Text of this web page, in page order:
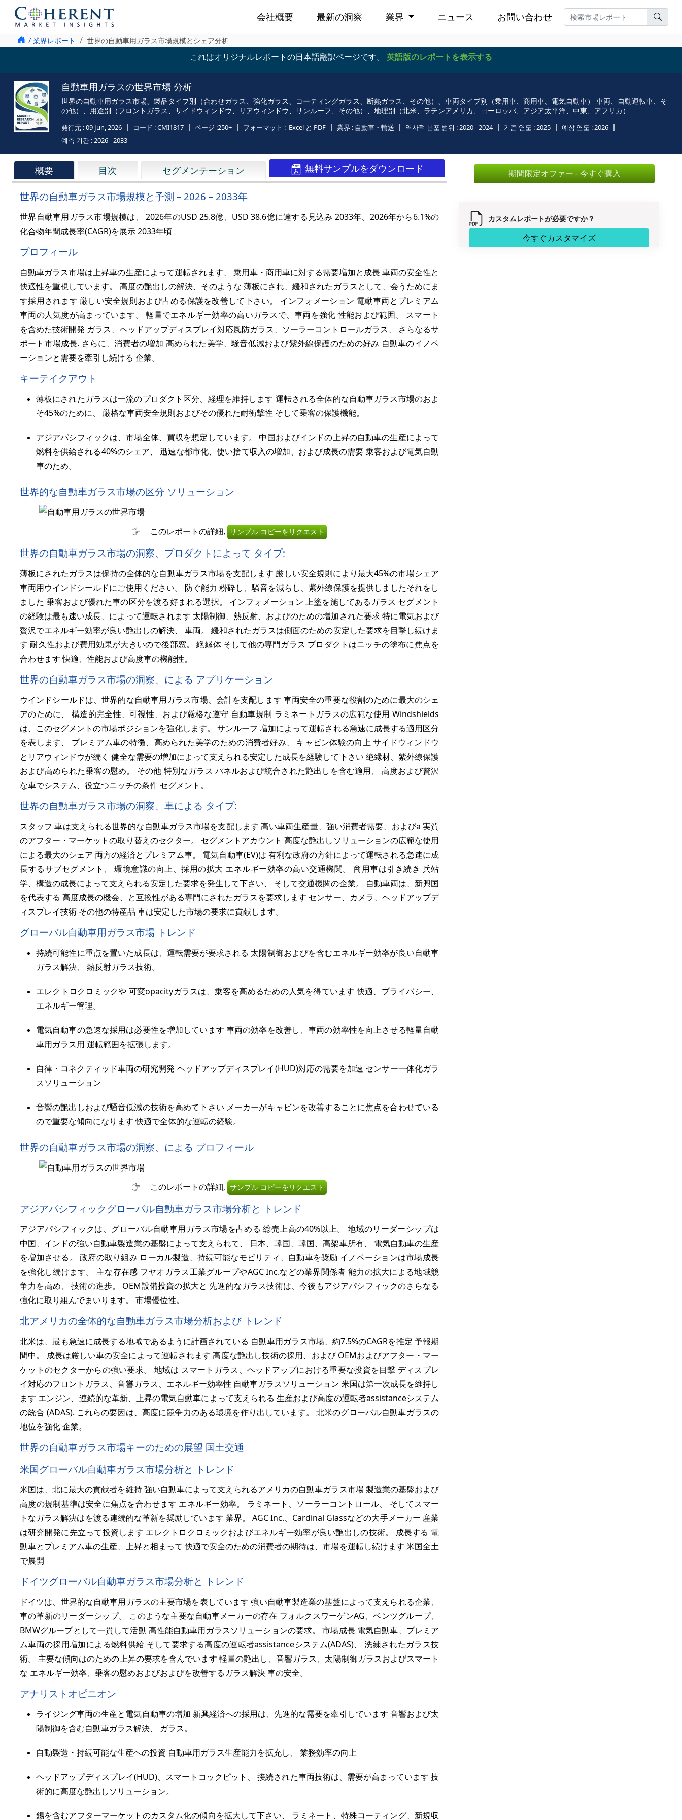
会社概要 最新の洞察 業界 ニュース お問い合わせ
/ 業界レポート 世界の自動車用ガラス市場規模とシェア分析
これはオリジナルレポートの日本語翻訳ページです。 英語版のレポートを表示する
自動車用ガラスの世界市場 分析
世界の自動車用ガラス市場、製品タイプ別（合わせガラス、強化ガラス、コーティングガラス、断熱ガラス、その他）、車両タイプ別（乗用車、商用車、電気自動車） 車両、自動運転車、そ
の他）、用途別（フロントガラス、サイドウィンドウ、リアウィンドウ、サンルーフ、その他）、地理別（北米、ラテンアメリカ、ヨーロッパ、アジア太平洋、中東、アフリカ）
発行元 :09 Jun, 2026 コード :CMI1817 ページ :250+ フォーマット : Excel と PDF 業界 : 自動車・輸送 역사적 분포 범위 :2020 - 2024 기준 연도 :2025 예상 연도 :2026
예측 기간 :2026 - 2033
概要 目次 セグメンテーション 無料サンプルをダウンロード
世界の自動車ガラス市場規模と予測 – 2026 – 2033年
世界自動車用ガラス市場規模は、 2026年のUSD 25.8億、USD 38.6億に達する見込み 2033年、2026年から6.1%の
化合物年間成長率(CAGR)を展示 2033年頃
プロフィール
自動車ガラス市場は上昇車の生産によって運転されます、 乗用車・商用車に対する需要増加と成長 車両の安全性と
快適性を重視しています。 高度の艶出しの解決、そのような 薄板にされ、緩和されたガラスとして、会うためにま
す採用されます 厳しい安全規則および占める保護を改善して下さい。 インフォメーション 電動車両とプレミアム
車両の人気度が高まっています。 軽量でエネルギー効率の高いガラスで、車両を強化 性能および範囲。 スマート
を含めた技術開発 ガラス、ヘッドアップディスプレイ対応風防ガラス、ソーラーコントロールガラス、 さらなるサ
ポート市場成長. さらに、消費者の増加 高められた美学、騒音低減および紫外線保護のための好み 自動車のイノベ
ーションと需要を牽引し続ける 企業。
キーテイクアウト
薄板にされたガラスは一流のプロダクト区分、経理を維持します 運転される全体的な自動車ガラス市場のおよ
そ45%のために、 厳格な車両安全規則およびその優れた耐衝撃性 そして乗客の保護機能。
アジアパシフィックは、市場全体、買収を想定しています。 中国およびインドの上昇の自動車の生産によって
燃料を供給される40%のシェア、 迅速な都市化、使い捨て収入の増加、および成長の需要 乗客および電気自動
車のため。
世界的な自動車ガラス市場の区分 ソリューション
このレポートの詳細, サンプル コピーをリクエスト
世界の自動車ガラス市場の洞察、プロダクトによって タイプ:
薄板にされたガラスは保持の全体的な自動車ガラス市場を支配します 厳しい安全規則により最大45%の市場シェア
車両用ウインドシールドにご使用ください。 防ぐ能力 粉砕し、騒音を減らし、紫外線保護を提供しましたそれをし
ました 乗客および優れた車の区分を渡る好まれる選択。 インフォメーション 上塗を施してあるガラス セグメント
の経験は最も速い成長、によって運転されます 太陽制御、熱反射、およびのための増加された要求 特に電気および
贅沢でエネルギー効率が良い艶出しの解決、 車両。 緩和されたガラスは側面のための安定した要求を目撃し続けま
す 耐久性および費用効果が大きいので後部窓。 絶縁体 そして他の専門ガラス プロダクトはニッチの塗布に焦点を
合わせます 快適、性能および高度車の機能性。
世界の自動車ガラス市場の洞察、による アプリケーション
ウインドシールドは、世界的な自動車用ガラス市場、会計を支配します 車両安全の重要な役割のために最大のシェ
アのために、 構造的完全性、可視性、および厳格な遵守 自動車規制 ラミネートガラスの広範な使用 Windshields
は、このセグメントの市場ポジションを強化します。 サンルーフ 増加によって運転される急速に成長する適用区分
を表します、 プレミアム車の特徴、高められた美学のための消費者好み、 キャビン体験の向上 サイドウィンドウ
とリアウィンドウが続く 健全な需要の増加によって支えられる安定した成長を経験して下さい 絶縁材、紫外線保護
および高められた乗客の慰め。 その他 特別なガラス パネルおよび統合された艶出しを含む適用、 高度および贅沢
な車でシステム、役立つニッチの条件 セグメント。
世界の自動車ガラス市場の洞察、車による タイプ:
スタッフ 車は支えられる世界的な自動車ガラス市場を支配します 高い車両生産量、強い消費者需要、およびa 実質
のアフター・マーケットの取り替えのセクター。 セグメントアカウント 高度な艶出しソリューションの広範な使用
による最大のシェア 両方の経済とプレミアム車。 電気自動車(EV)は 有利な政府の方針によって運転される急速に成
長するサブセグメント、 環境意識の向上、採用の拡大 エネルギー効率の高い交通機関。 商用車は引き続き 兵站
学、構造の成長によって支えられる安定した要求を発生して下さい、 そして交通機関の企業。 自動車両は、新興国
を代表する 高度成長の機会、と互換性がある専門にされたガラスを要求します センサー、カメラ、ヘッドアップデ
ィスプレイ技術 その他の特産品 車は安定した市場の要求に貢献します。
グローバル自動車用ガラス市場 トレンド
持続可能性に重点を置いた成長は、運転需要が要求される 太陽制御およびを含むエネルギー効率が良い自動車
ガラス解決、 熱反射ガラス技術。
エレクトロクロミックや 可変opacityガラスは、乗客を高めるための人気を得ています 快適、プライバシー、
エネルギー管理。
電気自動車の急速な採用は必要性を増加しています 車両の効率を改善し、車両の効率性を向上させる軽量自動
車用ガラス用 運転範囲を拡張します。
自律・コネクティッド車両の研究開発 ヘッドアップディスプレイ(HUD)対応の需要を加速 センサー一体化ガラ
スソリューション
音響の艶出しおよび騒音低減の技術を高めて下さい メーカーがキャビンを改善することに焦点を合わせている
ので重要な傾向になります 快適で全体的な運転の経験。
世界の自動車ガラス市場の洞察、による プロフィール
このレポートの詳細, サンプル コピーをリクエスト
アジアパシフィックグローバル自動車ガラス市場分析と トレンド
アジアパシフィックは、グローバル自動車用ガラス市場を占める 総売上高の40%以上。 地域のリーダーシップは
中国、インドの強い自動車製造業の基盤によって支えられて、 日本、韓国、韓国、高架車所有、 電気自動車の生産
を増加させる。 政府の取り組み ローカル製造、持続可能なモビリティ、自動車を奨励 イノベーションは市場成長
を強化し続けます。 主な存在感 フヤオガラス工業グループやAGC Inc.などの業界関係者 能力の拡大による地域競
争力を高め、 技術の進歩。 OEM設備投資の拡大と 先進的なガラス技術は、今後もアジアパシフィックのさらなる
強化に取り組んでまいります。 市場優位性。
北アメリカの全体的な自動車ガラス市場分析および トレンド
北米は、最も急速に成長する地域であるように計画されている 自動車用ガラス市場、約7.5%のCAGRを推定 予報期
間中。 成長は厳しい車の安全によって運転されます 高度な艶出し技術の採用、および OEMおよびアフター・マー
ケットのセクターからの強い要求。 地域は スマートガラス、ヘッドアップにおける重要な投資を目撃 ディスプレ
イ対応のフロントガラス、音響ガラス、エネルギー効率性 自動車ガラスソリューション 米国は第一次成長を維持し
ます エンジン、連続的な革新、上昇の電気自動車によって支えられる 生産および高度の運転者assistanceシステム
の統合 (ADAS). これらの要因は、高度に競争力のある環境を作り出しています。 北米のグローバル自動車ガラスの
地位を強化 企業。
世界の自動車ガラス市場キーのための展望 国土交通
米国グローバル自動車ガラス市場分析と トレンド
米国は、北に最大の貢献者を維持 強い自動車によって支えられるアメリカの自動車ガラス市場 製造業の基盤および
高度の規制基準は安全に焦点を合わせます エネルギー効率。 ラミネート、ソーラーコントロール、 そしてスマー
トなガラス解決はを渡る連続的な革新を奨励しています 業界。 AGC Inc.、Cardinal Glassなどの大手メーカー 産業
は研究開発に先立って投資します エレクトロクロミックおよびエネルギー効率が良い艶出しの技術。 成長する 電
動車とプレミアム車の生産、上昇と相まって 快適で安全のための消費者の期待は、市場を運転し続けます 米国全土
で展開
ドイツグローバル自動車ガラス市場分析と トレンド
ドイツは、世界的な自動車用ガラスの主要市場を表しています 強い自動車製造業の基盤によって支えられる企業、
車の革新のリーダーシップ。 このような主要な自動車メーカーの存在 フォルクスワーゲンAG、ベンツグループ、
BMWグループとして一貫して活動 高性能自動車用ガラスソリューションの要求。 市場成長 電気自動車、プレミア
ム車両の採用増加による燃料供給 そして要求する高度の運転者assistanceシステム(ADAS)、 洗練されたガラス技
術。 主要な傾向はのための上昇の要求を含んでいます 軽量の艶出し、音響ガラス、太陽制御ガラスおよびスマート
な エネルギー効率、乗客の慰めおよびおよびを改善するガラス解決 車の安全。
アナリストオピニオン
ライジング車両の生産と電気自動車の増加 新興経済への採用は、先進的な需要を牽引しています 音響および太
陽制御を含む自動車ガラス解決、 ガラス。
自動製造・持続可能な生産への投資 自動車用ガラス生産能力を拡充し、 業務効率の向上
ヘッドアップディスプレイ(HUD)、スマートコックピット、 接続された車両技術は、需要が高まっています 技
術的に高度な艶出しソリューション。
錫を含むアフターマーケットのカスタム化の傾向を拡大して下さい、 ラミネート、特殊コーティング、新規収
期間限定オファー - 今すぐ購入
カスタムレポートが必要ですか？
今すぐカスタマイズ